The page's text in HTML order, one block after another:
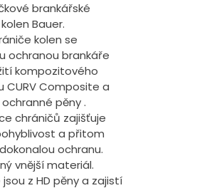
brankářské
Bauer.
kolen se
ochranou brankáře
kompozitového
CURV Composite a
pěny .
chráničů zajišťuje
a přitom
ochranu.
vnější materiál.
z HD pěny a zajistí